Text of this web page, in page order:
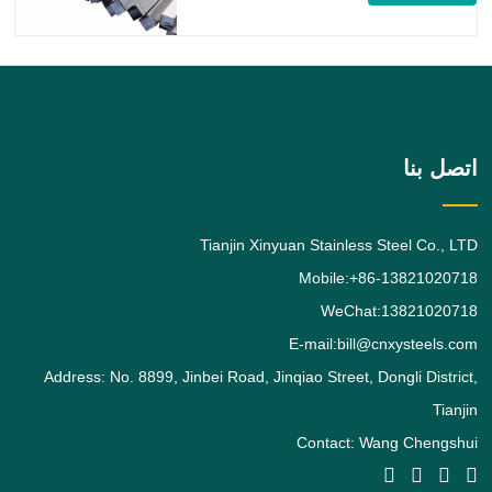
اتصل بنا
Tianjin Xinyuan Stainless Steel Co., LTD
Mobile:+86-13821020718
WeChat:13821020718
E-mail:bill@cnxysteels.com
Address: No. 8899, Jinbei Road, Jinqiao Street, Dongli District,
Tianjin
Contact: Wang Chengshui